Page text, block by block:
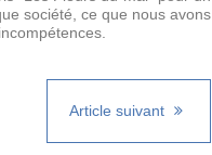
société, ce que nous avons
Article suivant